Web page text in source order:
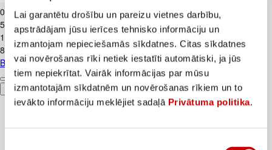
Lai garantētu drošību un pareizu vietnes darbību,
apstrādājam jūsu ierīces tehnisko informāciju un
izmantojam nepieciešamās sīkdatnes. Citas sīkdatnes
vai novērošanas rīki netiek iestatīti automātiski, ja jūs
tiem nepiekrītat. Vairāk informācijas par mūsu
izmantotajām sīkdatnēm un novērošanas rīkiem un to
ievākto informāciju meklējiet sadaļā Privātuma politika.
0
99 €
5,5€/kg
1
59 €
8,83€/kg
Biezpiens 9% VALMIERA 180g
Pievienot